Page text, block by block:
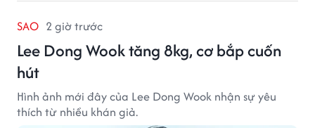
SAO 2 giờ trước
Lee Dong Wook tăng 8kg, cơ bắp cuốn
hút
Hình ảnh mới đây của Lee Dong Wook nhận sự yêu
thích từ nhiều khán giả.